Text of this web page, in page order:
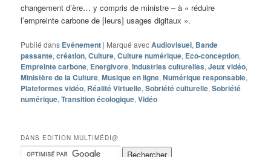
changement d’ère… y compris de ministre – à « réduire
l’empreinte carbone de [leurs] usages digitaux ».
Publié dans Evénement | Marqué avecAudiovisuel, Bande
passante,création,Culture,Culture numérique, Eco-conception,
Empreinte carbone, Energivore,Industries culturelles,Jeux vidéo,
Ministère de la Culture,Musique en ligne,Numérique responsable,
Plateformes vidéo, Réalité Virtuelle,Sobriété culturelle,Sobriété
numérique,Transition écologique,Vidéo
DANS EDITION MULTIMÉDI@